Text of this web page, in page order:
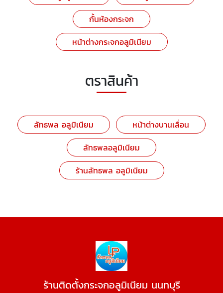
กั้นห้องกระจก
หน้าต่างกระจกอลูมิเนียม
ตราสินค้า
ลัทธพล อลูมิเนียม
หน้าต่างบานเลื่อน
ลัทธพลอลูมิเนียม
ร้านลัทธพล อลูมิเนียม
ร้านติดตั้งกระจกอลูมิเนียม นนทบุรี